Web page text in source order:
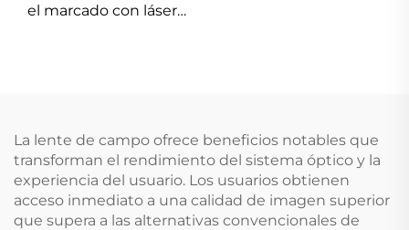
el marcado con láser
La lente de campo ofrece beneficios notables que
transforman el rendimiento del sistema óptico y la
experiencia del usuario. Los usuarios obtienen
acceso inmediato a una calidad de imagen superior
que supera a las alternativas convencionales de